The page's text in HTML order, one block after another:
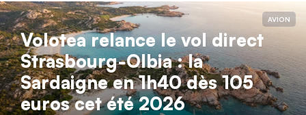
AVION
Volotea relance le vol direct
Strasbourg-Olbia : la
Sardaigne en 1h40 dès 105
euros cet été 2026